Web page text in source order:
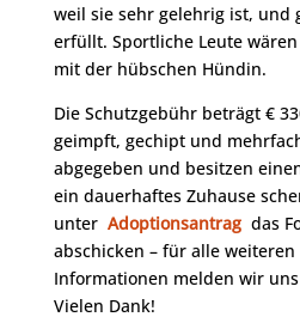
weil sie sehr gelehrig ist, und
erfüllt. Sportliche Leute
mit der hübschen Hündin.
Die Schutzgebühr beträgt €
geimpft, gechipt und
abgegeben und besitzen
ein dauerhaftes Zuhause
unter Adoptionsantragdas
abschicken – für alle weiteren
Informationen melden wir
Vielen Dank!